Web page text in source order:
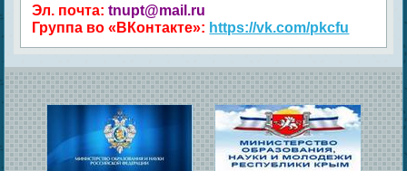
Эл. почта:tnupt@mail.ru
Группа во «ВКонтакте»: https://vk.com/pkcfu